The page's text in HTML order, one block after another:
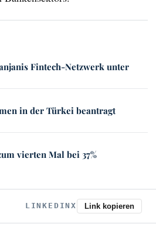
Fintech-Netzwerk unter
in der Türkei beantragt
vierten Mal bei 37%
LINKEDINX Link kopieren